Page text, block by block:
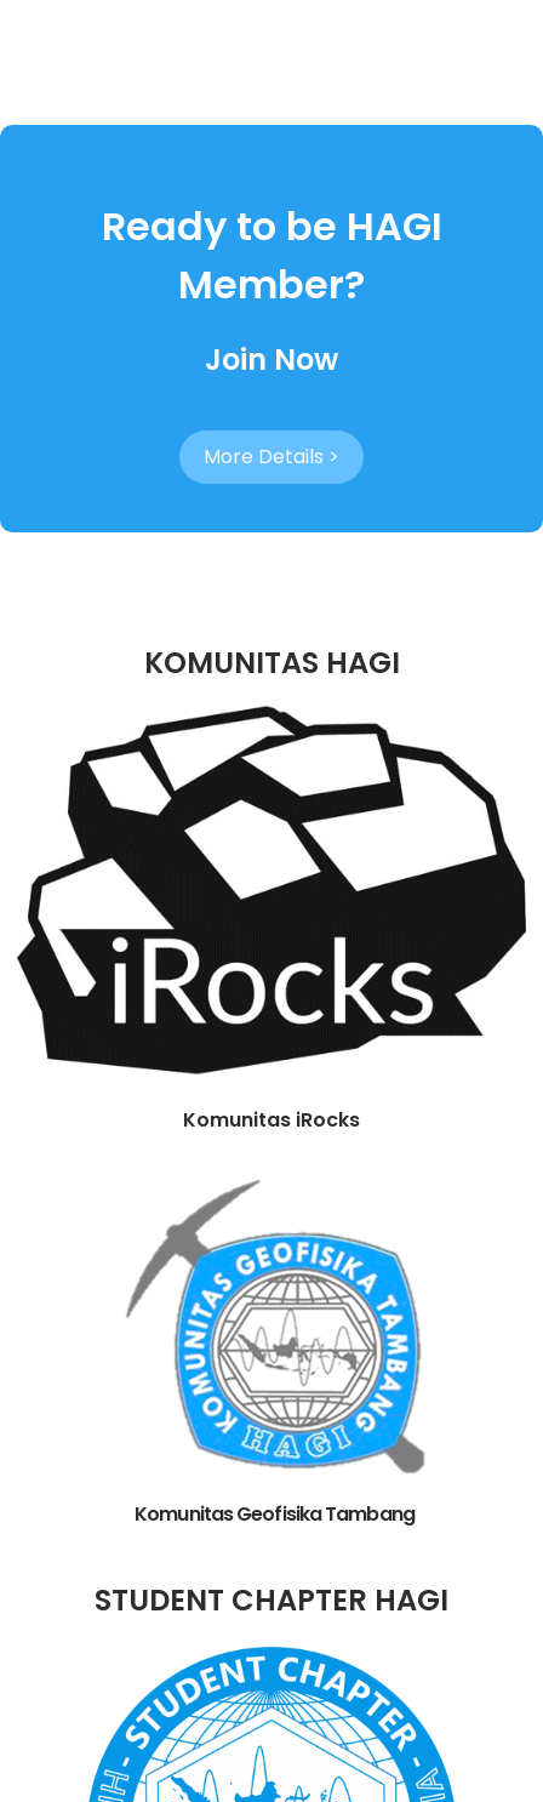
Ready to be HAGI
Member?
Join Now
More Details >
KOMUNITAS HAGI
Komunitas iRocks
Komunitas Geofisika Tambang
STUDENT CHAPTER HAGI